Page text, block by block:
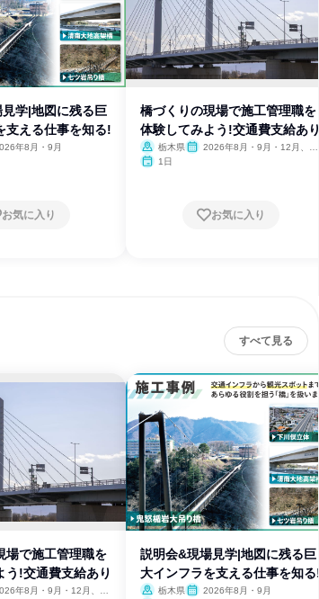
学|地図に残る巨
支える仕事を知る!
年8月・9月
お気に入り
橋づくりの現場で施工管理職を
体験してみよう!交通費支給あり
栃木県
2026年8月・9月・12月、20
1日
お気に入り
すべて見る
場で施工管理職を
う!交通費支給あり
年8月・9月・12月、20
説明会&現場見学|地図に残る巨
大インフラを支える仕事を知る!
栃木県 2026年8月・9月